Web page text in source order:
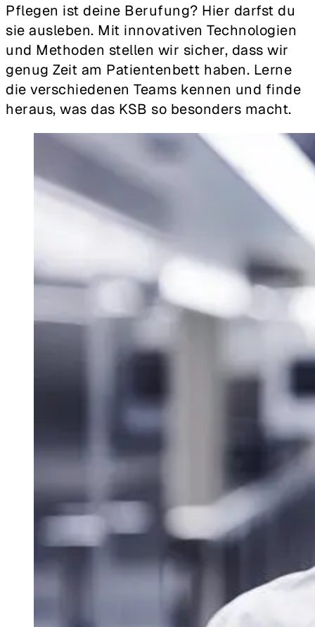
Pflegen ist deine Berufung? Hier darfst du
sie ausleben. Mit innovativen Technologien
und Methoden stellen wir sicher, dass wir
genug Zeit am Patientenbett haben. Lerne
die verschiedenen Teams kennen und finde
heraus, was das KSB so besonders macht.